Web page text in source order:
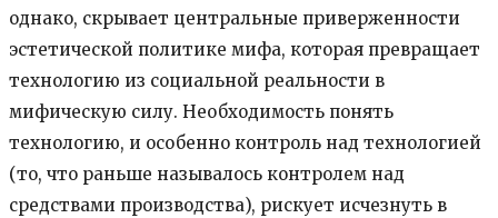
однако, скрывает центральные приверженности
эстетической политике мифа, которая превращает
технологию из социальной реальности в
мифическую силу. Необходимость понять
технологию, и особенно контроль над технологией
(то, что раньше называлось контролем над
средствами производства), рискует исчезнуть в